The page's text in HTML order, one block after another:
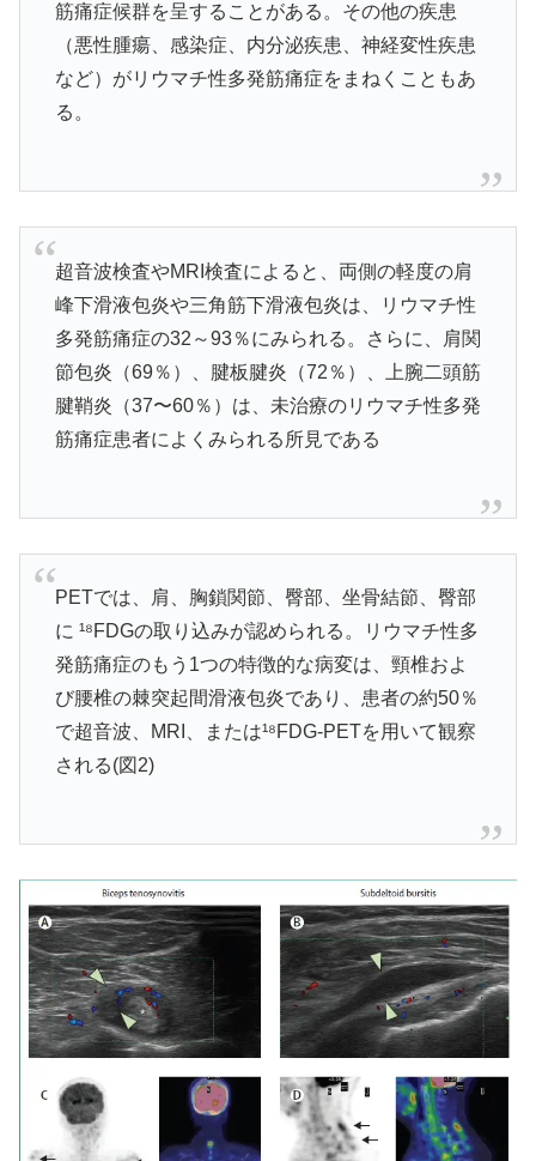
筋痛症候群を呈することがある。その他の疾患
（悪性腫瘍、感染症、内分泌疾患、神経変性疾患
など）がリウマチ性多発筋痛症をまねくこともあ
る。
超音波検査やMRI検査によると、両側の軽度の肩
峰下滑液包炎や三角筋下滑液包炎は、リウマチ性
多発筋痛症の32～93％にみられる。さらに、肩関
節包炎（69％）、腱板腱炎（72％）、上腕二頭筋
腱鞘炎（37〜60％）は、未治療のリウマチ性多発
筋痛症患者によくみられる所見である
PETでは、肩、胸鎖関節、臀部、坐骨結節、臀部
に ¹⁸FDGの取り込みが認められる。リウマチ性多
発筋痛症のもう1つの特徴的な病変は、頸椎およ
び腰椎の棘突起間滑液包炎であり、患者の約50％
で超音波、MRI、または¹⁸FDG-PETを用いて観察
される(図2)